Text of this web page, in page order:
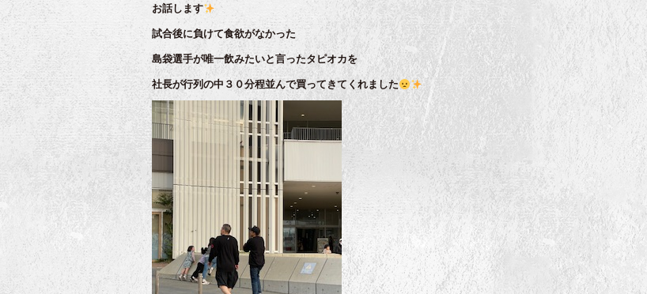
お話します
試合後に負けて食欲がなかった
島袋選手が唯一飲みたいと言ったタピオカを
社長が行列の中３０分程並んで買ってきてくれました